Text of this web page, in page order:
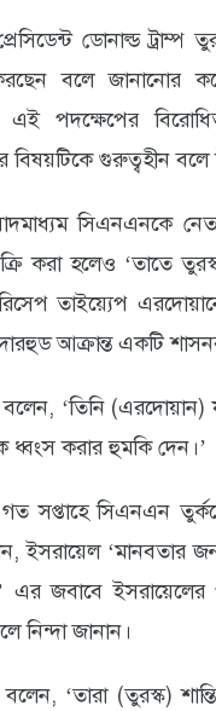
প্রেসিডেন্ট ডোনাল্ড
বলে জানানোর
এই পদক্ষেপের
বিষয়টিকে গুরুত্বহীন
সিএনএনকে
করা হলেও ‘তাতে তুরস্ক
রিসেপ তাইয়্যেপ
আক্রান্ত একটি
বলেন, ‘তিনি (এরদোয়ান)
ধ্বংস করার হুমকি দেন।’
সিএনএন তুর্ককে
ইসরায়েল
জবাবে ইসরায়েলের
নিন্দা জানান।
বলেন, ‘তারা (তুরস্ক)